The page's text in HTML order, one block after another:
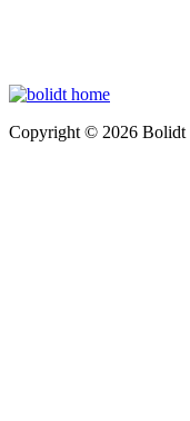
Copyright © 2026 Bolidt